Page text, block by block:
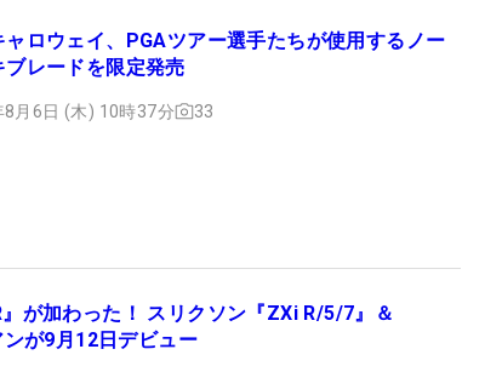
ャロウェイ、PGAツアー選手たちが使用するノー
ブレードを限定発売
8月6日 (木) 10時37分 33
』が加わった！ スリクソン『ZXi R/5/7』＆
ンが9月12日デビュー